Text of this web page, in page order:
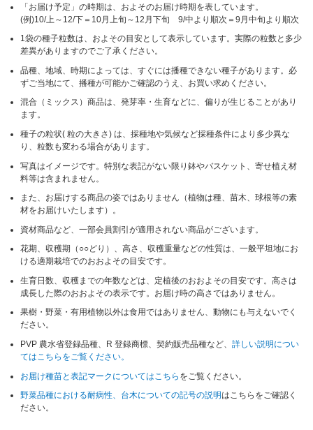
「お届け予定」の時期は、およそのお届け時期を表しています。
(例)10/上～12/下＝10月上旬～12月下旬 9/中より順次＝9月中旬より順次
1袋の種子粒数は、およその目安として表示しています。実際の粒数と多少
差異がありますのでご了承ください。
品種、地域、時期によっては、すぐには播種できない種子があります。必
ずご当地にて、播種が可能かご確認のうえ、お買い求めください。
混合（ミックス）商品は、発芽率・生育などに、偏りが生じることがあり
ます。
種子の粒状( 粒の大きさ) は、採種地や気候など採種条件により多少異な
り、粒数も変わる場合があります。
写真はイメージです。特別な表記がない限り鉢やバスケット、寄せ植え材
料等は含まれません。
また、お届けする商品の姿ではありません（植物は種、苗木、球根等の素
材をお届けいたします）。
資材商品など、一部会員割引が適用されない商品がございます。
花期、収穫期（○○どり）、高さ、収穫重量などの性質は、一般平坦地にお
ける適期栽培でのおおよその目安です。
生育日数、収穫までの年数などは、定植後のおおよその目安です。高さは
成長した際のおおよその表示です。お届け時の高さではありません。
果樹・野菜・有用植物以外は食用ではありません、動物にも与えないでく
ださい。
PVP 農水省登録品種、R 登録商標、契約販売品種など、詳しい説明につい
てはこちらをご覧ください。
お届け種苗と表記マークについてはこちら をご覧ください。
野菜品種における耐病性、台木についての記号の説明はこちらをご確認く
ださい。